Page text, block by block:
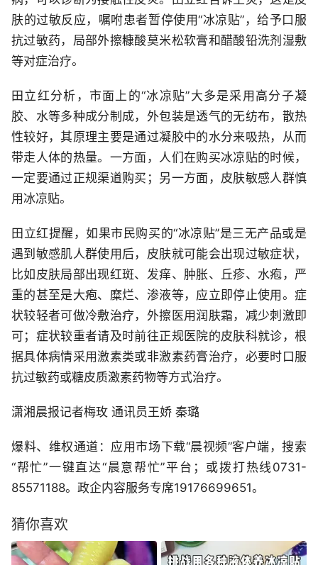
肤的过敏反应，嘱咐患者暂停使用“冰凉贴”，给予口服
抗过敏药，局部外擦糠酸莫米松软膏和醋酸铅洗剂湿敷
等对症治疗。
田立红分析，市面上的“冰凉贴”大多是采用高分子凝
胶、水等多种成分制成，外包装是透气的无纺布，散热
性较好，其原理主要是通过凝胶中的水分来吸热，从而
带走人体的热量。一方面，人们在购买冰凉贴的时候，
一定要通过正规渠道购买；另一方面，皮肤敏感人群慎
用冰凉贴。
田立红提醒，如果市民购买的“冰凉贴”是三无产品或是
遇到敏感肌人群使用后，皮肤就可能会出现过敏症状，
比如皮肤局部出现红斑、发痒、肿胀、丘疹、水疱，严
重的甚至是大疱、糜烂、渗液等，应立即停止使用。症
状较轻者可做冷敷治疗，外擦医用润肤霜，减少刺激即
可；症状较重者请及时前往正规医院的皮肤科就诊，根
据具体病情采用激素类或非激素药膏治疗，必要时口服
抗过敏药或糖皮质激素药物等方式治疗。
潇湘晨报记者梅玫 通讯员王娇 秦璐
爆料、维权通道：应用市场下载“晨视频”客户端，搜索
“帮忙”一键直达“晨意帮忙”平台；或拨打热线0731-
85571188。政企内容服务专席19176699651。
猜你喜欢